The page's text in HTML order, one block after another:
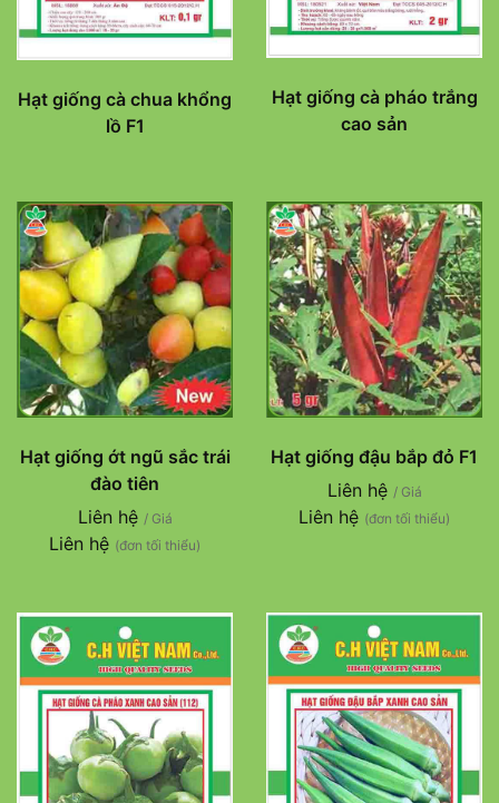
Hạt giống cà chua khổng
lồ F1
Hạt giống cà pháo trắng
cao sản
Hạt giống ớt ngũ sắc trái
đào tiên
Liên hệ / Giá
Liên hệ (đơn tối thiểu)
Hạt giống đậu bắp đỏ F1
Liên hệ / Giá
Liên hệ (đơn tối thiểu)